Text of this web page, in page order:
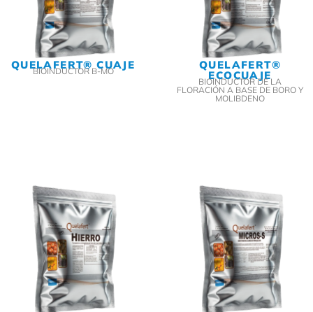
QUELAFERT® CUAJE
BIOINDUCTOR B-MO QUELAFERT®
ECOCUAJE
BIOINDUCTOR DE LA
FLORACIÓN A BASE DE BORO Y
MOLIBDENO